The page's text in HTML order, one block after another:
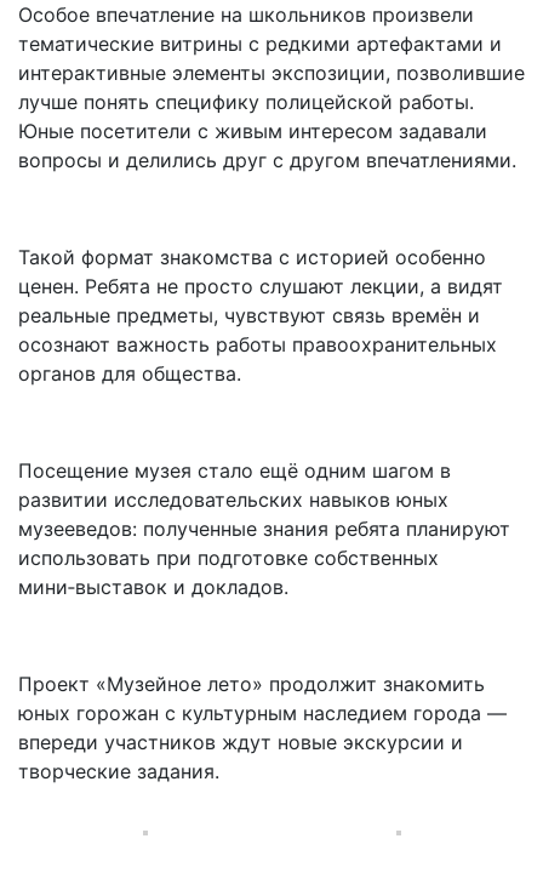
Особое впечатление на школьников произвели
тематические витрины с редкими артефактами и
интерактивные элементы экспозиции, позволившие
лучше понять специфику полицейской работы.
Юные посетители с живым интересом задавали
вопросы и делились друг с другом впечатлениями.
Такой формат знакомства с историей особенно
ценен. Ребята не просто слушают лекции, а видят
реальные предметы, чувствуют связь времён и
осознают важность работы правоохранительных
органов для общества.
Посещение музея стало ещё одним шагом в
развитии исследовательских навыков юных
музееведов: полученные знания ребята планируют
использовать при подготовке собственных
мини‑выставок и докладов.
Проект «Музейное лето» продолжит знакомить
юных горожан с культурным наследием города —
впереди участников ждут новые экскурсии и
творческие задания.